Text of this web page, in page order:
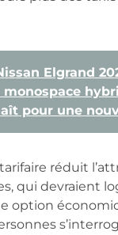
Elgrand
pour une
réduit
qui devraient
option